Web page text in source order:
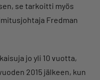
se tarkoitti myös
Fredman
jo yli 10 vuotta,
2015 jälkeen, kun